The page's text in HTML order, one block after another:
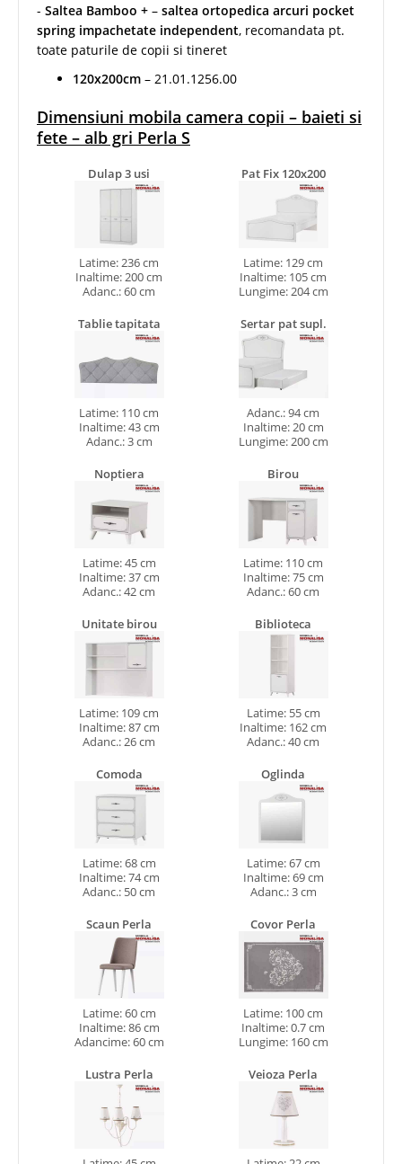
- Saltea Bamboo + – saltea ortopedica arcuri pocket
spring impachetate independent, recomandata pt.
toate paturile de copii si tineret
120x200cm – 21.01.1256.00
Dimensiuni mobila camera copii – baieti si
fete – alb gri Perla S
Dulap 3 usi
Latime: 236 cm
Inaltime: 200 cm
Adanc.: 60 cm
Pat Fix 120x200
Latime: 129 cm
Inaltime: 105 cm
Lungime: 204 cm
Tablie tapitata
Latime: 110 cm
Inaltime: 43 cm
Adanc.: 3 cm
Sertar pat supl.
Adanc.: 94 cm
Inaltime: 20 cm
Lungime: 200 cm
Noptiera
Latime: 45 cm
Inaltime: 37 cm
Adanc.: 42 cm
Birou
Latime: 110 cm
Inaltime: 75 cm
Adanc.: 60 cm
Unitate birou
Latime: 109 cm
Inaltime: 87 cm
Adanc.: 26 cm
Biblioteca
Latime: 55 cm
Inaltime: 162 cm
Adanc.: 40 cm
Comoda
Latime: 68 cm
Inaltime: 74 cm
Adanc.: 50 cm
Oglinda
Latime: 67 cm
Inaltime: 69 cm
Adanc.: 3 cm
Scaun Perla
Latime: 60 cm
Inaltime: 86 cm
Adancime: 60 cm
Covor Perla
Latime: 100 cm
Inaltime: 0.7 cm
Lungime: 160 cm
Lustra Perla
Veioza Perla